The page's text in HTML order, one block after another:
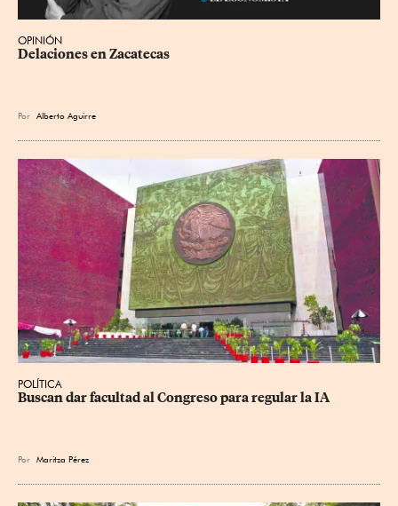
OPINIÓN
Delaciones en Zacatecas
Por Alberto Aguirre
POLÍTICA
Buscan dar facultad al Congreso para regular la IA
Por Maritza Pérez